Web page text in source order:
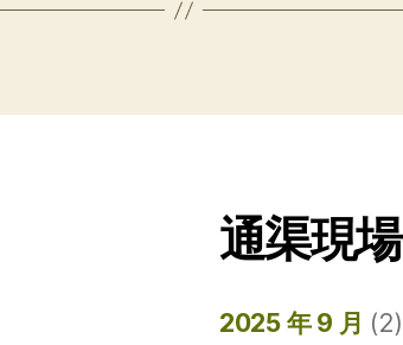
通渠現場
2025 年 9 月 (2)